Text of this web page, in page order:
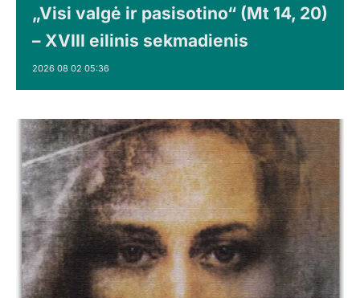
„Visi valgė ir pasisotino“ (Mt 14, 20)
– XVIII eilinis sekmadienis
2026 08 02 05:36